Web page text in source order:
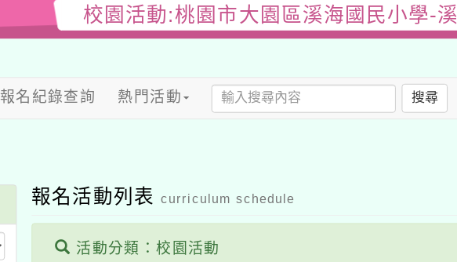
校園活動:桃園市大園區溪海國民小學-
報名紀錄查詢 熱門活動 搜尋
報名活動列表 curriculum schedule
活動分類：校園活動